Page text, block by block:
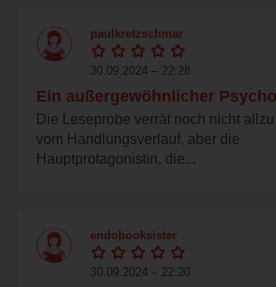
paulkretzschmar
30.09.2024 – 22:28
Ein außergewöhnlicher
Die Leseprobe verrät noch nicht allzu
vom Handlungsverlauf, aber die
Hauptprotagonistin, die...
endobooksister
30.09.2024 – 22:20